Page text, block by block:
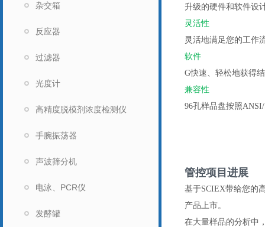
杂交箱
反应器
过滤器
光度计
高精度脱模剂浓度检测仪
手腕振荡器
声波筛分机
电泳、PCR仪
发酵罐
升级的硬件和软件设
灵活性
灵活地满足您的工作
软件
G快速、轻松地获得
兼容性
96孔样品盘按照
管控项目进展
基于SCIEX带给您的
产品上市。
在大量样品的分析中